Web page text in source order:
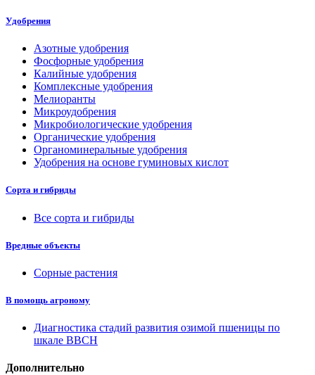
Удобрения
Азотные удобрения
Фосфорные удобрения
Калийные удобрения
Комплексные удобрения
Мелиоранты
Микроудобрения
Микробиологические удобрения
Органические удобрения
Органоминеральные удобрения
Удобрения на основе гуминовых кислот
Сорта и гибриды
Все сорта и гибриды
Вредные объекты
Сорные растения
В помощь агроному
Диагностика стадий развития озимой пшеницы по
шкале ВВСН
Дополнительно